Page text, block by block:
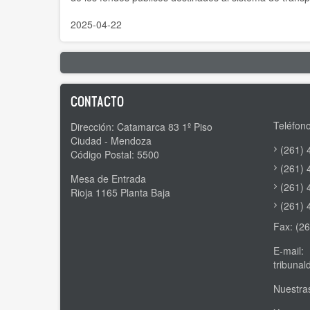
2025-04-22
CONTACTO
Dirección: Catamarca 83 1º Piso
Ciudad - Mendoza
Código Postal: 5500
Mesa de Entrada
Rioja 1165 Planta Baja
(261)
(261)
(261)
(261)
Fax:
E-mail: